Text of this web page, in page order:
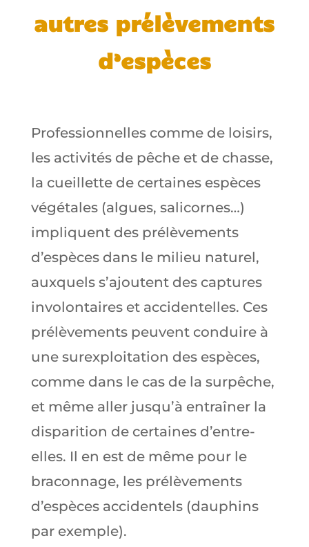
autres prélèvements
d’espèces
Professionnelles comme de loisirs,
les activités de pêche et de chasse,
la cueillette de certaines espèces
végétales (algues, salicornes…)
impliquent des prélèvements
d’espèces dans le milieu naturel,
auxquels s’ajoutent des captures
involontaires et accidentelles. Ces
prélèvements peuvent conduire à
une surexploitation des espèces,
comme dans le cas de la surpêche,
et même aller jusqu’à entraîner la
disparition de certaines d’entre-
elles. Il en est de même pour le
braconnage, les prélèvements
d’espèces accidentels (dauphins
par exemple).